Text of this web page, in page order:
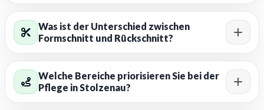
Was ist der Unterschied zwischen
Formschnitt und Rückschnitt?
Welche Bereiche priorisieren Sie bei der
Pflege in Stolzenau?